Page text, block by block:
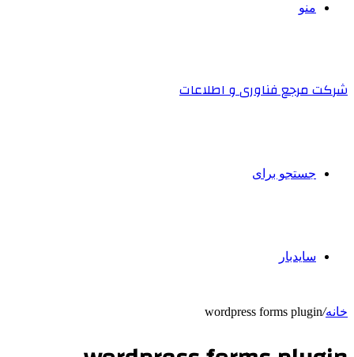
منو
شرکت مرجع فناوری و اطلاعات
جستجو برای
سایدبار
خانه/
wordpress forms plugin